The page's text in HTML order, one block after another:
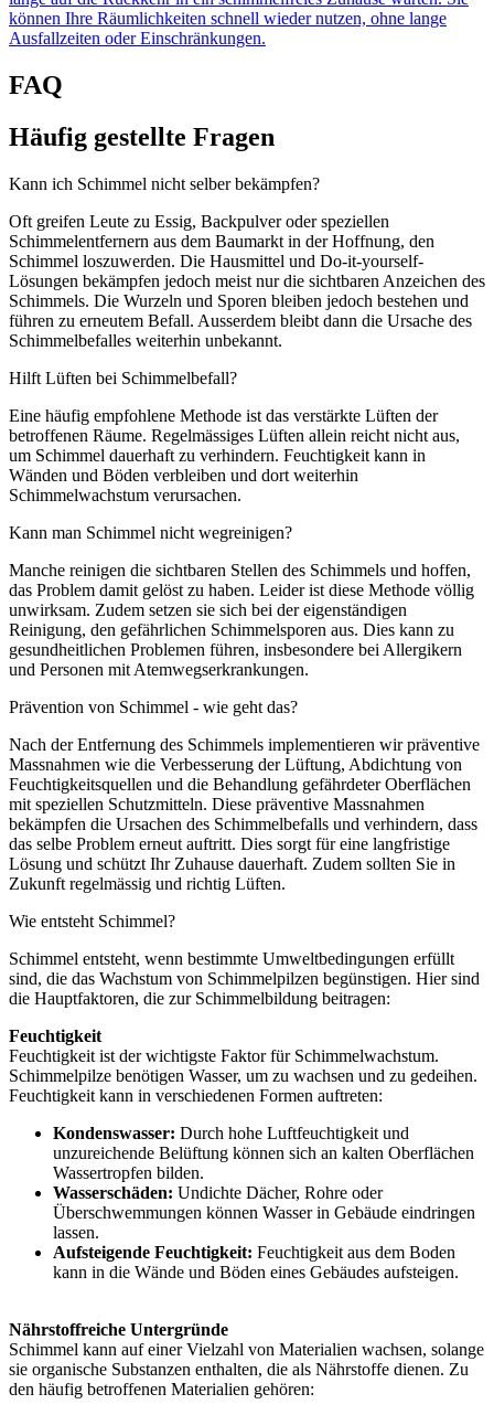
können Ihre Räumlichkeiten schnell wieder nutzen, ohne lange
Ausfallzeiten oder Einschränkungen.
FAQ
Häufig gestellte Fragen
Kann ich Schimmel nicht selber bekämpfen?
Oft greifen Leute zu Essig, Backpulver oder speziellen
Schimmelentfernern aus dem Baumarkt in der Hoffnung, den
Schimmel loszuwerden. Die Hausmittel und Do-it-yourself-
Lösungen bekämpfen jedoch meist nur die sichtbaren Anzeichen des
Schimmels. Die Wurzeln und Sporen bleiben jedoch bestehen und
führen zu erneutem Befall. Ausserdem bleibt dann die Ursache des
Schimmelbefalles weiterhin unbekannt.
Hilft Lüften bei Schimmelbefall?
Eine häufig empfohlene Methode ist das verstärkte Lüften der
betroffenen Räume. Regelmässiges Lüften allein reicht nicht aus,
um Schimmel dauerhaft zu verhindern. Feuchtigkeit kann in
Wänden und Böden verbleiben und dort weiterhin
Schimmelwachstum verursachen.
Kann man Schimmel nicht wegreinigen?
Manche reinigen die sichtbaren Stellen des Schimmels und hoffen,
das Problem damit gelöst zu haben. Leider ist diese Methode völlig
unwirksam. Zudem setzen sie sich bei der eigenständigen
Reinigung, den gefährlichen Schimmelsporen aus. Dies kann zu
gesundheitlichen Problemen führen, insbesondere bei Allergikern
und Personen mit Atemwegserkrankungen.
Prävention von Schimmel - wie geht das?
Nach der Entfernung des Schimmels implementieren wir präventive
Massnahmen wie die Verbesserung der Lüftung, Abdichtung von
Feuchtigkeitsquellen und die Behandlung gefährdeter Oberflächen
mit speziellen Schutzmitteln. Diese präventive Massnahmen
bekämpfen die Ursachen des Schimmelbefalls und verhindern, dass
das selbe Problem erneut auftritt. Dies sorgt für eine langfristige
Lösung und schützt Ihr Zuhause dauerhaft. Zudem sollten Sie in
Zukunft regelmässig und richtig Lüften.
Wie entsteht Schimmel?
Schimmel entsteht, wenn bestimmte Umweltbedingungen erfüllt
sind, die das Wachstum von Schimmelpilzen begünstigen. Hier sind
die Hauptfaktoren, die zur Schimmelbildung beitragen:
Feuchtigkeit
Feuchtigkeit ist der wichtigste Faktor für Schimmelwachstum.
Schimmelpilze benötigen Wasser, um zu wachsen und zu gedeihen.
Feuchtigkeit kann in verschiedenen Formen auftreten:
Kondenswasser: Durch hohe Luftfeuchtigkeit und
unzureichende Belüftung können sich an kalten Oberflächen
Wassertropfen bilden.
Wasserschäden: Undichte Dächer, Rohre oder
Überschwemmungen können Wasser in Gebäude eindringen
lassen.
Aufsteigende Feuchtigkeit: Feuchtigkeit aus dem Boden
kann in die Wände und Böden eines Gebäudes aufsteigen.
Nährstoffreiche Untergründe
Schimmel kann auf einer Vielzahl von Materialien wachsen, solange
sie organische Substanzen enthalten, die als Nährstoffe dienen. Zu
den häufig betroffenen Materialien gehören: